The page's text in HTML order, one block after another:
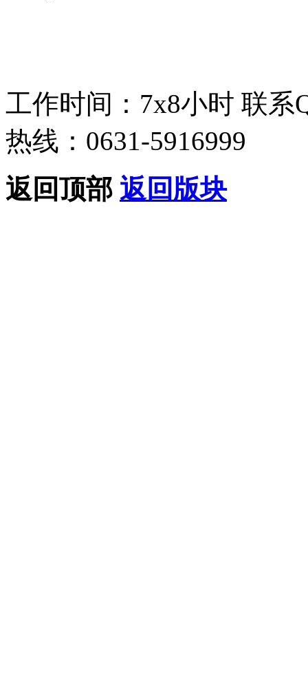
工作时间：7x8小时 联系
热线：0631-5916999
返回顶部 返回版块